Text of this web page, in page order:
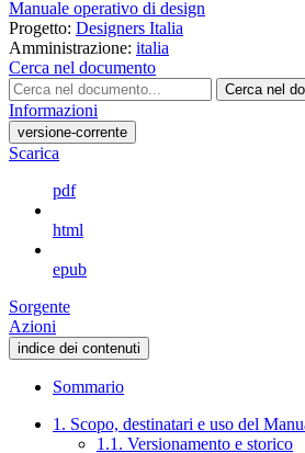
Manuale operativo di design
Progetto: Designers Italia
Amministrazione: italia
Cerca nel documento
Cerca nel
Informazioni
versione-corrente
Scarica
pdf
html
epub
Sorgente
Azioni
indice dei contenuti
Sommario
1. Scopo, destinatari e uso del
1.1. Versionamento e storico